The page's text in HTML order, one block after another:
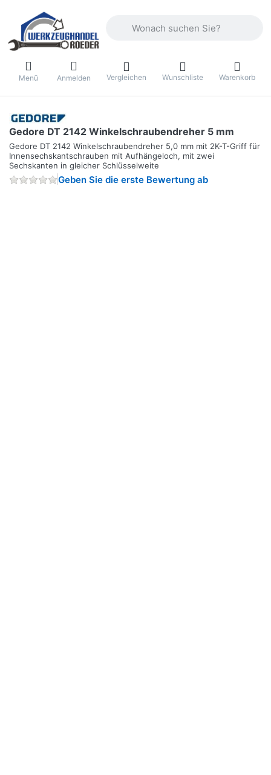
Menü Anmelden Vergleichen Wunschliste Warenkorb
Gedore DT 2142 Winkelschraubendreher 5 mm
Gedore DT 2142 Winkelschraubendreher 5,0 mm mit 2K-T-Griff für
Innensechskantschrauben mit Aufhängeloch, mit zwei
Sechskanten in gleicher Schlüsselweite
Geben Sie die erste Bewertung ab